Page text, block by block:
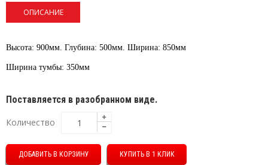
ОПИСАНИЕ
Высота: 900мм. Глубина: 500мм. Ширина: 850мм
Ширина тумбы: 350мм
Поставляется в разобранном виде.
Количество
КУПИТЬ В 1 КЛИК